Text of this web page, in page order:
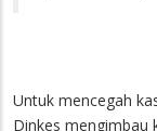
Untuk mencegah
Dinkes mengimbau